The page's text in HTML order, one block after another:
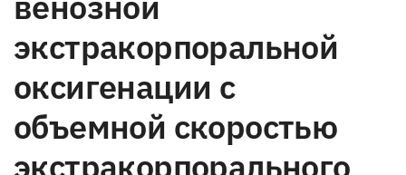
экстракорпоральной
оксигенации с
объемной скоростью
экстракорпорального